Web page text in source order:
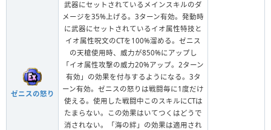
ゼニスの怒り
武器にセットされているメインスキルのダ
メージを35%上げる。3ターン有効。発動時
に武器にセットされているイオ属性特技と
イオ属性呪文のCTを100%溜める。ゼニス
の天槍使用時、威力が850%にアップし
「イオ属性攻撃の威力20%アップ。2ターン
有効」の効果を付与するようになる。3タ
ーン有効。ゼニスの怒りは戦闘毎に1度だけ
使える。使用した戦闘中このスキルにCTは
たまらない。この効果はいてつくはどうで
消されない。「海の絆」の効果は適用され